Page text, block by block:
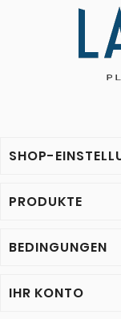
SHOP-
PRODUKTE
BEDINGUNGEN
IHR KONTO